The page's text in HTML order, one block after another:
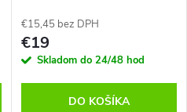
€15,45 bez DPH
€19
Skladom do 24/48 hod
DO KOŠÍKA